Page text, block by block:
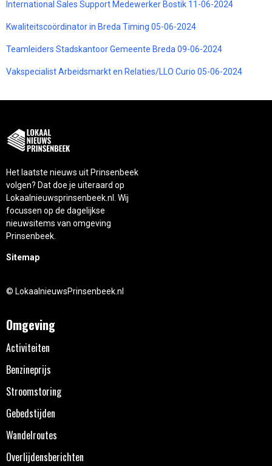
International Sales Support Medewerker Bostik 11-06-2024
Kwaliteitscoördinator in Breda Timing 05-06-2024
Teamleiders Stadskantoor Gemeente Breda 09-06-2024
Vakspecialist Arbeidsmarkt en Relaties/LLO Curio 05-06-2024
Het laatste nieuws uit Prinsenbeek
volgen? Dat doe je uiteraard op
Lokaalnieuwsprinsenbeek.nl. Wij
focussen op de dagelijkse
nieuwsitems van omgeving
Prinsenbeek.
Sitemap
© LokaalnieuwsPrinsenbeek.nl
Omgeving
Activiteiten
Benzineprijs
Stroomstoring
Gebedstijden
Wandelroutes
Overlijdensberichten